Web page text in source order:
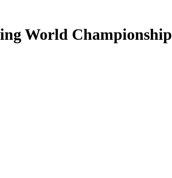
World Championship